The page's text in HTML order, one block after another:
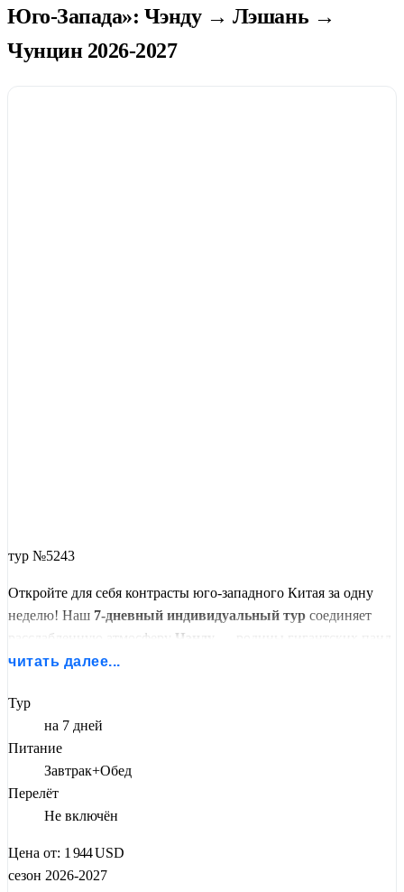
Юго-Запада»: Чэнду → Лэшань →
Чунцин 2026-2027
тур №5243
Откройте для себя контрасты юго-западного Китая за одну
неделю! Наш 7-дневный индивидуальный тур соединяет
расслабленную атмосферу Чэнду
и острой кухни, с бешеным ритмом
высокого каменного
рельефы Дацзу
Саньсиндуй
Логистика тура построена на современных
поездах, которые за считанные минуты связывают эти
русскоговорящий гид
англоговорящий гид, который откроет секреты самого
читать далее...
Тур
на 7 дней
Питание
Завтрак+Обед
Перелёт
Не включён
Цена от: 1 944USD
сезон 2026-2027